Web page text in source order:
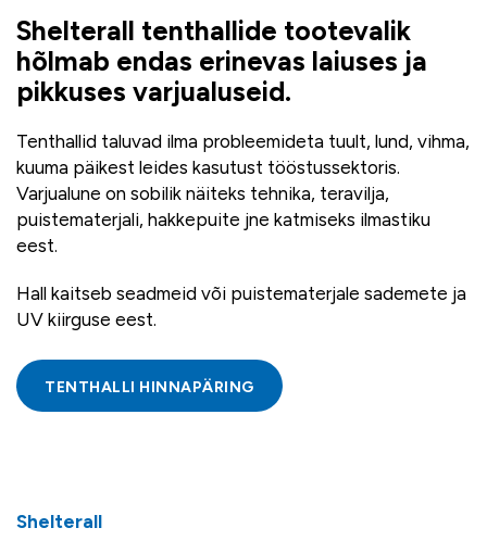
Shelterall tenthallide tootevalik
hõlmab endas erinevas laiuses ja
pikkuses varjualuseid.
Tenthallid taluvad ilma probleemideta tuult, lund, vihma,
kuuma päikest leides kasutust tööstussektoris.
Varjualune on sobilik näiteks tehnika, teravilja,
puistematerjali, hakkepuite jne katmiseks ilmastiku
eest.
Hall kaitseb seadmeid või puistematerjale sademete ja
UV kiirguse eest.
TENTHALLI HINNAPÄRING
Shelterall